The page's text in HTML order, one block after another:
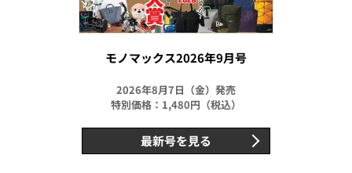
モノマックス2026年9月号
2026年8月7日（金）発売
特別価格：1,480円（税込）
最新号を見る